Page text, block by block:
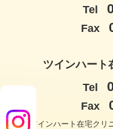
Tel
Fax
ツインハート
Tel
Fax
© ツインハート在宅クリ